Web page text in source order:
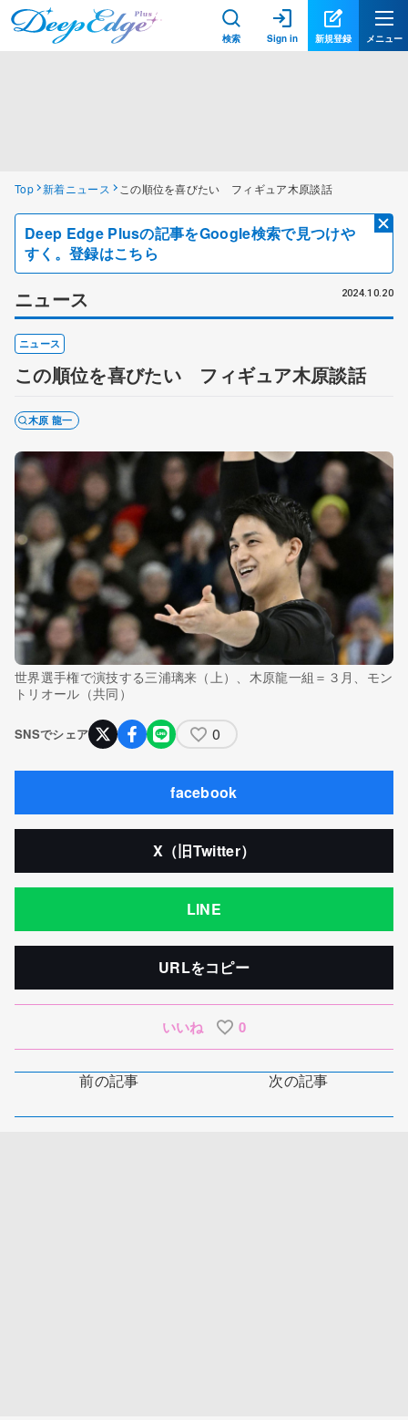
検索 Sign in 新規登録 メニュー
Top 新着ニュース この順位を喜びたい フィギュア木原談話
Deep Edge Plusの記事をGoogle検索で見つけや
すく。登録はこちら
ニュース 2024.10.20
ニュース
この順位を喜びたい フィギュア木原談話
木原 龍一
世界選手権で演技する三浦璃来（上）、木原龍一組＝３月、モン
トリオール（共同）
SNSでシェア 0
facebook
X（旧Twitter）
LINE
URLをコピー
いいね 0
前の記事 次の記事